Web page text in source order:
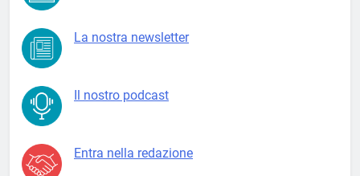
La nostra newsletter
Il nostro podcast
Entra nella redazione